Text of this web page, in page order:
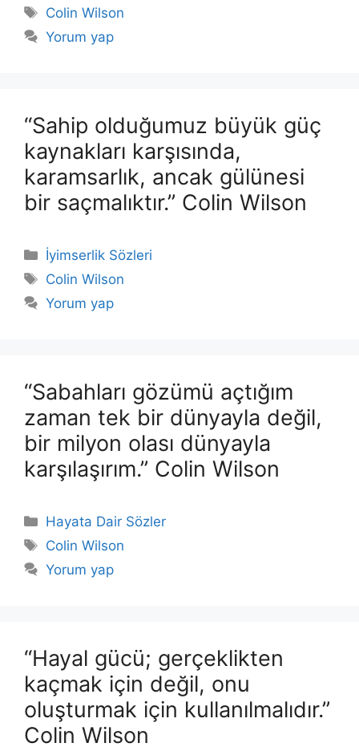
Etiketler
Colin Wilson
Yorum yap
“Sahip olduğumuz büyük güç
kaynakları karşısında,
karamsarlık, ancak gülünesi
bir saçmalıktır.” Colin Wilson
Kategoriler
İyimserlik Sözleri
Etiketler
Colin Wilson
Yorum yap
“Sabahları gözümü açtığım
zaman tek bir dünyayla değil,
bir milyon olası dünyayla
karşılaşırım.” Colin Wilson
Kategoriler
Hayata Dair Sözler
Etiketler
Colin Wilson
Yorum yap
“Hayal gücü; gerçeklikten
kaçmak için değil, onu
oluşturmak için kullanılmalıdır.”
Colin Wilson